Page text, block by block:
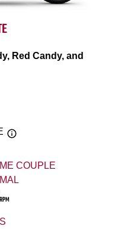
COUPLE
RPM
Red Candy, and